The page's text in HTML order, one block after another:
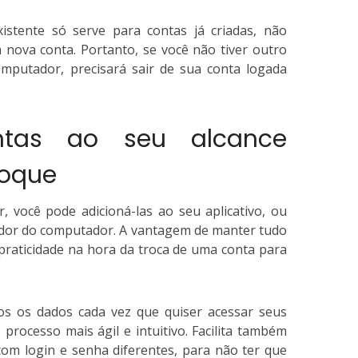
só serve para contas já criadas, não
conta. Portanto, se você não tiver outro
precisará sair de sua conta logada
ao seu alcance
pode adicioná-las ao seu aplicativo, ou
do computador.A vantagem de manter tudo
na hora da troca de uma conta para
os dados cada vez que quiser acessar seus
mais ágil e intuitivo. Facilita também
login e senha diferentes, para não ter que